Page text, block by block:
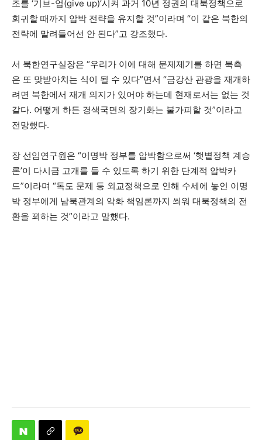
조를 ‘기브-업(give up)’시켜 과거 10년 정권의 대북정책으로
회귀할 때까지 압박 전략을 유지할 것”이라며 “이 같은 북한의
전략에 말려들어선 안 된다”고 강조했다.
서 북한연구실장은 “우리가 이에 대해 문제제기를 하면 북측
은 또 맞받아치는 식이 될 수 있다”면서 “금강산 관광을 재개하
려면 북한에서 재개 의지가 있어야 하는데 현재로서는 없는 것
같다. 어떻게 하든 경색국면의 장기화는 불가피할 것”이라고
전망했다.
장 선임연구원은 “이명박 정부를 압박함으로써 ‘햇볕정책 계승
론’이 다시금 고개를 들 수 있도록 하기 위한 단계적 압박카
드”이라며 “독도 문제 등 외교정책으로 인해 수세에 놓인 이명
박 정부에게 남북관계의 악화 책임론까지 씌워 대북정책의 전
환을 꾀하는 것”이라고 말했다.